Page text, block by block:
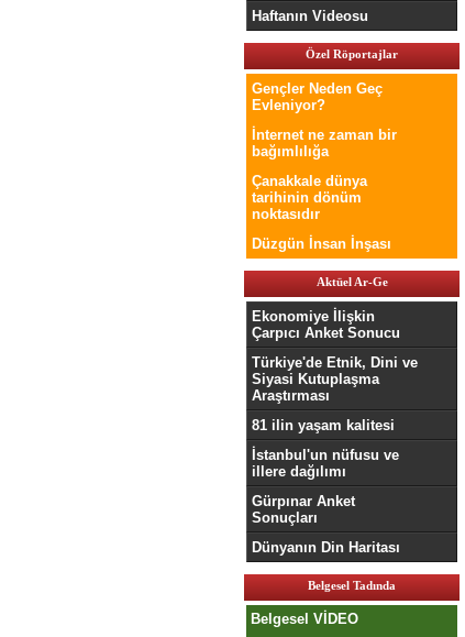
Haftanın Videosu
Özel Röportajlar
Gençler Neden Geç
Evleniyor?
İnternet ne zaman bir
bağımlılığa
Çanakkale dünya
tarihinin dönüm
noktasıdır
Düzgün İnsan İnşası
Aktüel Ar-Ge
Ekonomiye İlişkin
Çarpıcı Anket Sonucu
Türkiye'de Etnik, Dini ve
Siyasi Kutuplaşma
Araştırması
81 ilin yaşam kalitesi
İstanbul'un nüfusu ve
illere dağılımı
Gürpınar Anket
Sonuçları
Dünyanın Din Haritası
Belgesel Tadında
Belgesel VİDEO